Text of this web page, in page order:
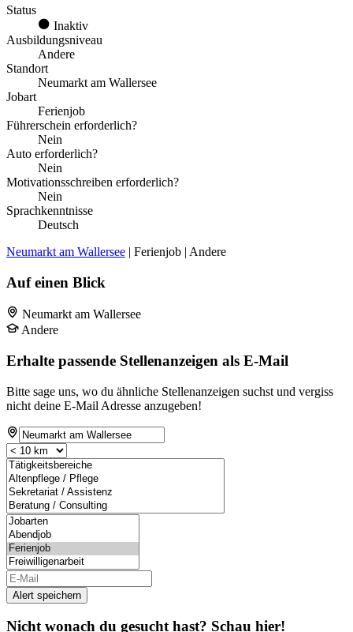
Status
Inaktiv
Ausbildungsniveau
Andere
Standort
Neumarkt am Wallersee
Jobart
Ferienjob
Führerschein erforderlich?
Nein
Auto erforderlich?
Nein
Motivationsschreiben erforderlich?
Nein
Sprachkenntnisse
Deutsch
Neumarkt am Wallersee | Ferienjob | Andere
Auf einen Blick
Neumarkt am Wallersee
Andere
Erhalte passende Stellenanzeigen als E-Mail
Bitte sage uns, wo du ähnliche Stellenanzeigen suchst und vergiss
nicht deine E-Mail Adresse anzugeben!
Alert speichern
Nicht wonach du gesucht hast? Schau hier!